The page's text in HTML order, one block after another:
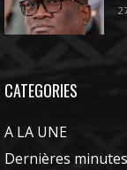
CATEGORIES
A LA UNE
Dernières minutes